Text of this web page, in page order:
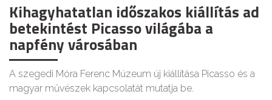
Kihagyhatatlan időszakos kiállítás ad
betekintést Picasso világába a
napfény városában
A szegedi Móra Ferenc Múzeum új kiállítása Picasso és a
magyar művészek kapcsolatát mutatja be.